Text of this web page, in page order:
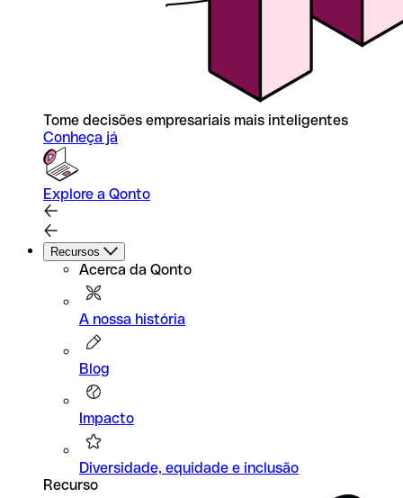
Tome decisões empresariais mais inteligentes
Conheça já
Explore a Qonto
Recursos
Acerca da Qonto
A nossa história
Blog
Impacto
Diversidade, equidade e inclusão
Recurso